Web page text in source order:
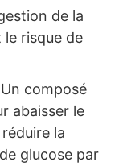
de la
le risque de
Un composé
abaisser le
la
glucose par